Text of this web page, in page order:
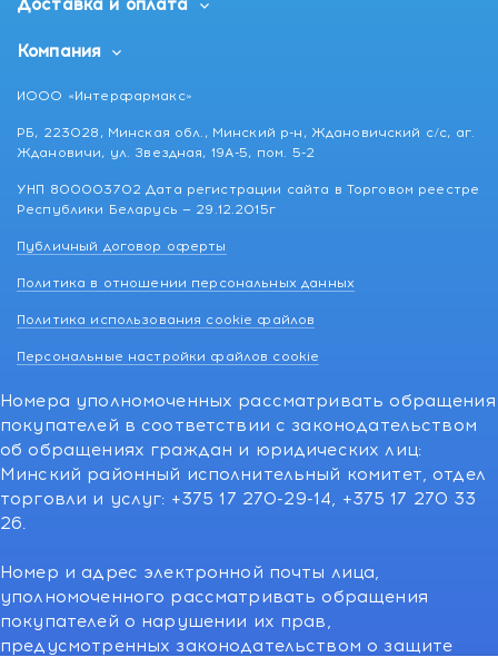
Доставка и оплата
Компания
ИООО «Интерфармакс»
РБ, 223028, Минская обл., Минский р-н, Ждановичский с/с, аг.
Ждановичи, ул. Звездная, 19А-5, пом. 5-2
УНП 800003702 Дата регистрации сайта в Торговом реестре
Республики Беларусь — 29.12.2015г
Публичный договор оферты
Политика в отношении персональных данных
Политика использования cookie файлов
Персональные настройки файлов cookie
Номера уполномоченных рассматривать обращения
покупателей в соответствии с законодательством
об обращениях граждан и юридических лиц:
Минский районный исполнительный комитет, отдел
торговли и услуг: +375 17 270-29-14, +375 17 270 33
26.
Номер и адрес электронной почты лица,
уполномоченного рассматривать обращения
покупателей о нарушении их прав,
предусмотренных законодательством о защите